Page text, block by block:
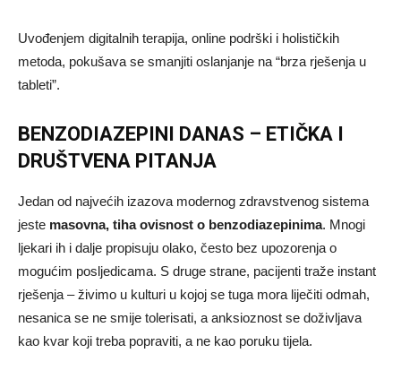
Uvođenjem digitalnih terapija, online podrški i holističkih
metoda, pokušava se smanjiti oslanjanje na “brza rješenja u
tableti”.
BENZODIAZEPINI DANAS – ETIČKA I
DRUŠTVENA PITANJA
Jedan od najvećih izazova modernog zdravstvenog sistema
jeste masovna, tiha ovisnost o benzodiazepinima. Mnogi
ljekari ih i dalje propisuju olako, često bez upozorenja o
mogućim posljedicama. S druge strane, pacijenti traže instant
rješenja – živimo u kulturi u kojoj se tuga mora liječiti odmah,
nesanica se ne smije tolerisati, a anksioznost se doživljava
kao kvar koji treba popraviti, a ne kao poruku tijela.